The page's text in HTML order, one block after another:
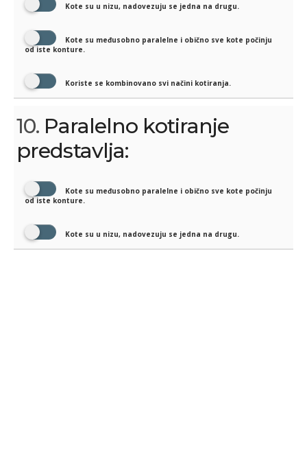
Kote su u nizu, nadovezuju se jedna na drugu.
Kote su međusobno paralelne i obično sve kote počinju
od iste konture.
Koriste se kombinovano svi načini kotiranja.
10. Paralelno kotiranje
predstavlja:
Kote su međusobno paralelne i obično sve kote počinju
od iste konture.
Kote su u nizu, nadovezuju se jedna na drugu.